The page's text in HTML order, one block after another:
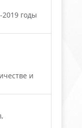
годы
и